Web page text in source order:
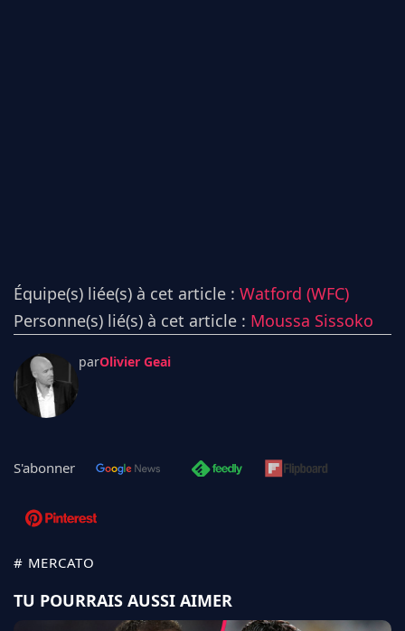
Équipe(s) liée(s) à cet article : Watford (WFC)
Personne(s) lié(s) à cet article : Moussa Sissoko
parOlivier Geai
S'abonner
# MERCATO
TU POURRAIS AUSSI AIMER